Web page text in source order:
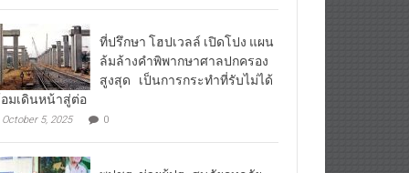
ที่ปรึกษา โฮปเวลล์ เปิดโปง แผน
ล้มล้างคำพิพากษาศาลปกครอง
สูงสุด เป็นการกระทำที่รับไม่ได้
มเดินหน้าสู่ต่อ
October 5, 2025 0